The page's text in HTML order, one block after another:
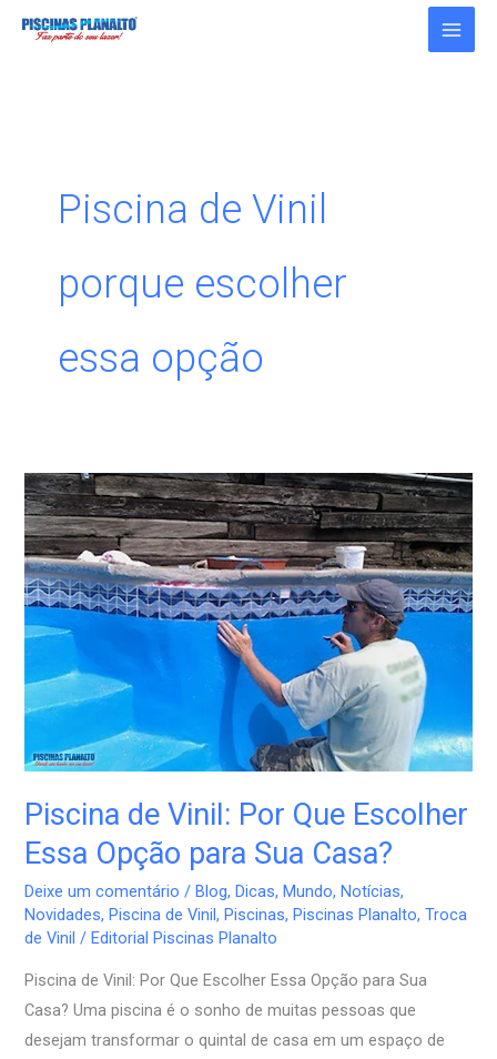
Piscina de Vinil
porque escolher
essa opção
Piscina de Vinil: Por Que Escolher
Essa Opção para Sua Casa?
Deixe um comentário /Blog,Dicas,Mundo,Notícias,
Novidades,Piscina de Vinil,Piscinas,Piscinas Planalto,Troca
de Vinil /Editorial Piscinas Planalto
Piscina de Vinil: Por Que Escolher Essa Opção para Sua
Casa? Uma piscina é o sonho de muitas pessoas que
desejam transformar o quintal de casa em um espaço de
Piscina
de
Vinil:
Por
Que
Escolher
Sua